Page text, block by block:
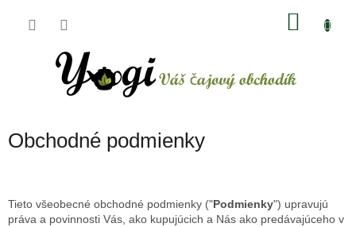
Obchodné podmienky
Tieto všeobecné obchodné podmienky ("Podmienky") upravujú
práva a povinnosti Vás, ako kupujúcich a Nás ako predávajúceho v